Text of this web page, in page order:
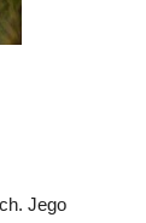
Jego